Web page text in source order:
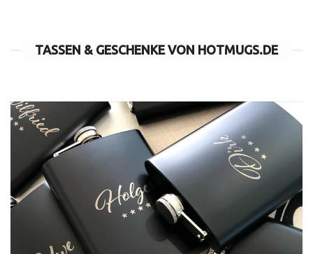
TASSEN & GESCHENKE VON HOTMUGS.DE